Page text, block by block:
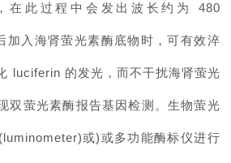
，在此过程中会发出波长约为 480
加入海肾萤光素酶底物时，可有效淬
luciferin 的发光，而不干扰海肾萤光
双萤光素酶报告基因检测。生物萤光
(luminometer)或)或多功能酶标仪进行